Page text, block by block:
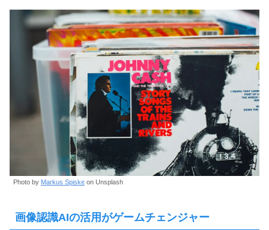
Photo by Markus Spiske on Unsplash
画像認識AIの活用がゲームチェンジャー